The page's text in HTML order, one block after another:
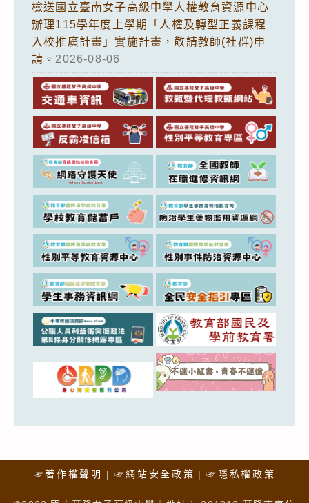
檢送國立臺南女子高級中學人權教育資源中心
辦理115學年度上學期「人權及轉型正義課程
入校推廣計畫」實施計畫，敬請教師(社群)申
請。 2026-08-06
☞著作權聲明 ☞網站安全政策 ☞隱私權政策